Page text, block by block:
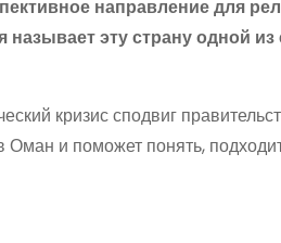
направление для
называет эту страну одной
кризис сподвиг
и поможет понять,